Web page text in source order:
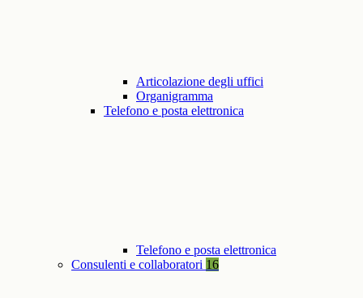
Articolazione degli uffici
Organigramma
Telefono e posta elettronica
Telefono e posta elettronica
Consulenti e collaboratori 16